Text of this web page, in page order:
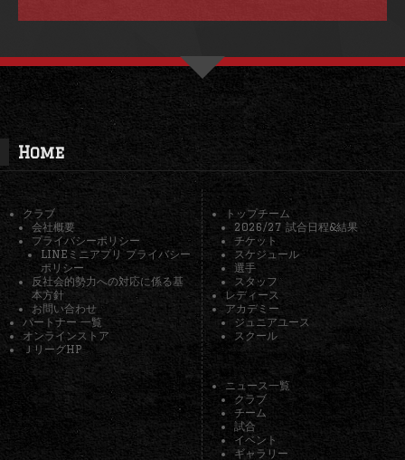
Home
クラブ
会社概要
プライバシーポリシー
LINEミニアプリ プライバシー
ポリシー
反社会的勢力への対応に係る基
本方針
お問い合わせ
パートナー 一覧
オンラインストア
ＪリーグHP
トップチーム
2026/27 試合日程&結果
チケット
スケジュール
選手
スタッフ
レディース
アカデミー
ジュニアユース
スクール
ニュース一覧
クラブ
チーム
試合
イベント
ギャラリー